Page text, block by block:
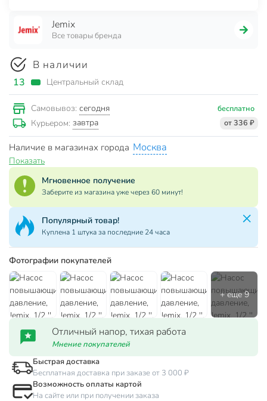
Jemix
Все товары бренда
В наличии
13 Центральный склад
Самовывоз: сегодня бесплатно
Курьером: завтра от 336 ₽
Наличие в магазинах города Москва
Показать
Мгновенное получение
Заберите из магазина уже через 60 минут!
Популярный товар!
Куплена 1 штука за последние 24 часа
Фотографии покупателей
Отличный напор, тихая работа
Мнение покупателей
Быстрая доставка
Бесплатная доставка при заказе от 3 000 ₽
Возможность оплаты картой
На сайте или при получении заказа